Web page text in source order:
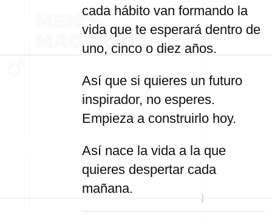
cada hábito van formando la
vida que te esperará dentro de
uno, cinco o diez años.
Así que si quieres un futuro
inspirador, no esperes.
Empieza a construirlo hoy.
Así nace la vida a la que
quieres despertar cada
mañana.